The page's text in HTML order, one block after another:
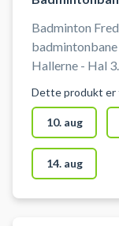
Badminton
Hallerne - Hal
nemmere –
bane og spil
Frederiksberg. Frederiksberg-
hallerne, kendt
Frederiksberg
Dette produkt er
10. aug
14. aug